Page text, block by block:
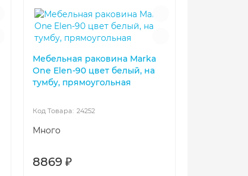
Мебельная раковина Marka
One Elen-90 цвет белый, на
тумбу, прямоугольная
24252
Много
8869 ₽